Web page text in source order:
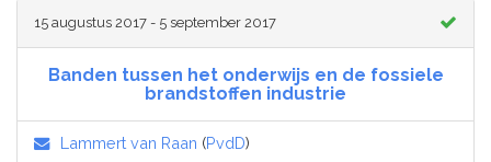
15 augustus 2017 - 5 september 2017
Banden tussen het onderwijs en de fossiele
brandstoffen industrie
Lammert van Raan (PvdD)